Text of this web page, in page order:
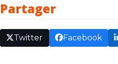
Partager
Twitter Facebook